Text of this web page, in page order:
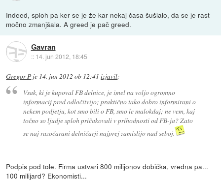
Indeed, sploh pa ker se je že kar nekaj časa šušlalo, da se je rast
močno zmanjšala. A greed je pač greed.
Gavran
:: 14. jun 2012, 18:45
Gregor P je 14. jun 2012 ob 12:41 izjavil:
Vsak, ki je kupoval FB delnice, je imel na voljo ogromno
informacij pred odločitvijo; praktično tako dobro informirani o
nekem podjetju, kot smo bili o FB, smo le malokdaj; ne vem, kaj
točno so ljudje sploh pričakovali v prihodnosti od FB-ja? Zato
se naj razočarani delničarji najprej zamislijo nad seboj.
Podpis pod tole. Firma ustvari 800 milijonov dobička, vredna pa...
100 milijard? Ekonomisti...